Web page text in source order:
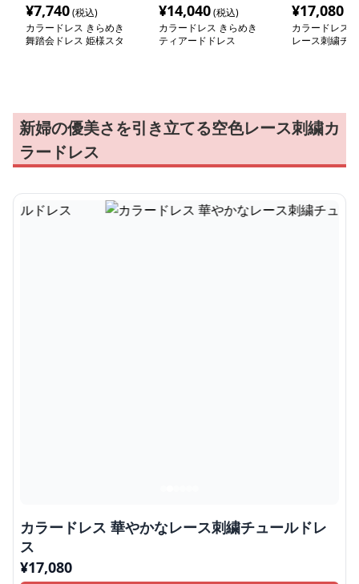
¥7,740(税込)
カラードレス きらめき
舞踏会ドレス 姫様スタ
¥14,040(税込)
カラードレス きらめき
ティアードドレス
¥17,080
カラードレス
レース刺繍チ
新婦の優美さを引き立てる空色レース刺繍カ
ラードレス
カラードレス 華やかなレース刺繍チュールドレ
ス
¥17,080